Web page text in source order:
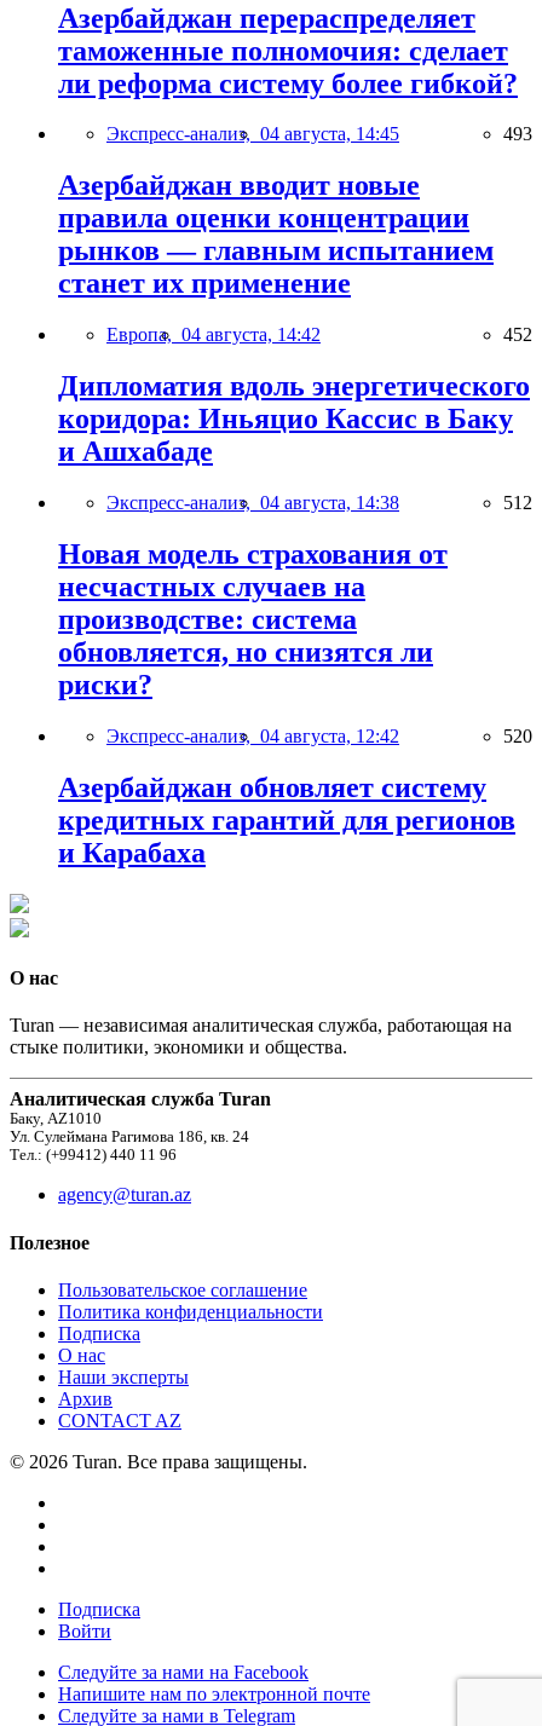
Азербайджан перераспределяет
таможенные полномочия: сделает
ли реформа систему более гибкой?
Экспресс-анализ, 04 августа, 14:45 493
Азербайджан вводит новые
правила оценки концентрации
рынков — главным испытанием
станет их применение
Европа, 04 августа, 14:42 452
Дипломатия вдоль энергетического
коридора: Иньяцио Кассис в Баку
и Ашхабаде
Экспресс-анализ, 04 августа, 14:38 512
Новая модель страхования от
несчастных случаев на
производстве: система
обновляется, но снизятся ли
риски?
Экспресс-анализ, 04 августа, 12:42 520
Азербайджан обновляет систему
кредитных гарантий для регионов
и Карабаха
О нас
Turan — независимая аналитическая служба, работающая на
стыке политики, экономики и общества.
Аналитическая служба Turan
Баку, AZ1010
Ул. Сулеймана Рагимова 186, кв. 24
Тел.: (+99412) 440 11 96
agency@turan.az
Полезное
Пользовательское соглашение
Политика конфиденциальности
Подписка
О нас
Наши эксперты
Архив
CONTACT AZ
© 2026 Turan. Все права защищены.
Подписка
Войти
Следуйте за нами на Facebook
Напишите нам по электронной почте
Следуйте за нами в Telegram